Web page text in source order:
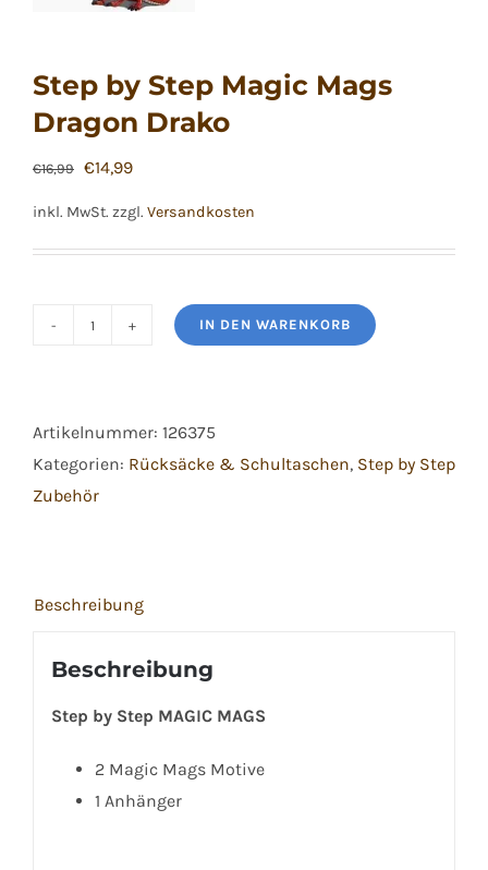
Step by Step Magic Mags
Dragon Drako
€16,99 Ursprünglicher
€16,99
€14,99Aktueller
€14,99.
inkl. MwSt. zzgl. Versandkosten
Magic
Mags
Dragon
IN DEN WARENKORB
Artikelnummer: 126375
Kategorien: Rücksäcke & Schultaschen, Step by Step
Zubehör
Beschreibung
Beschreibung
Step by Step MAGIC MAGS
2 Magic Mags Motive
1 Anhänger